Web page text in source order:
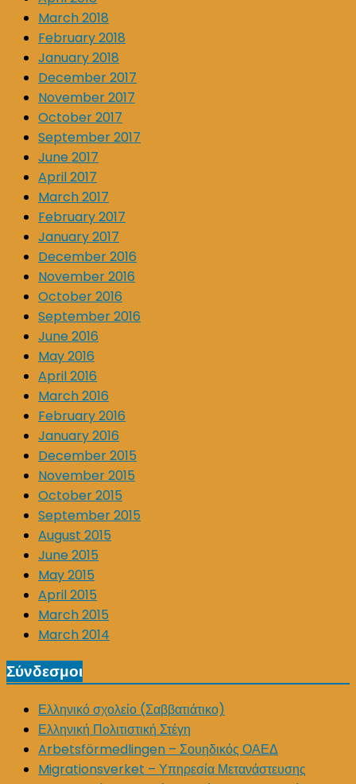
March 2018
February 2018
January 2018
December 2017
November 2017
October 2017
September 2017
June 2017
April 2017
March 2017
February 2017
January 2017
December 2016
November 2016
October 2016
September 2016
June 2016
May 2016
April 2016
March 2016
February 2016
January 2016
December 2015
November 2015
October 2015
September 2015
August 2015
June 2015
May 2015
April 2015
March 2015
March 2014
Σύνδεσμοι
Ελληνικό σχολείο (Σαββατιάτικο)
Ελληνική Πολιτιστική Στέγη
Arbetsförmedlingen – Σουηδικός ΟΑΕΔ
Migrationsverket – Υπηρεσία Μετανάστευσης